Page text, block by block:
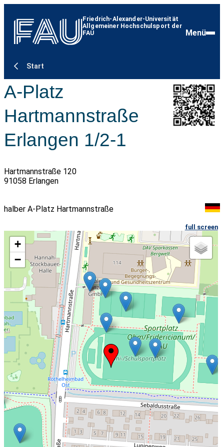
Friedrich-Alexander-Universität
Allgemeiner Hochschulsport der
FAU
Menü
Start
A-Platz
Hartmannstraße
Erlangen 1/2-1
Hartmannstraße 120
91058 Erlangen
halber A-Platz Hartmannstraße
full screen
+
−